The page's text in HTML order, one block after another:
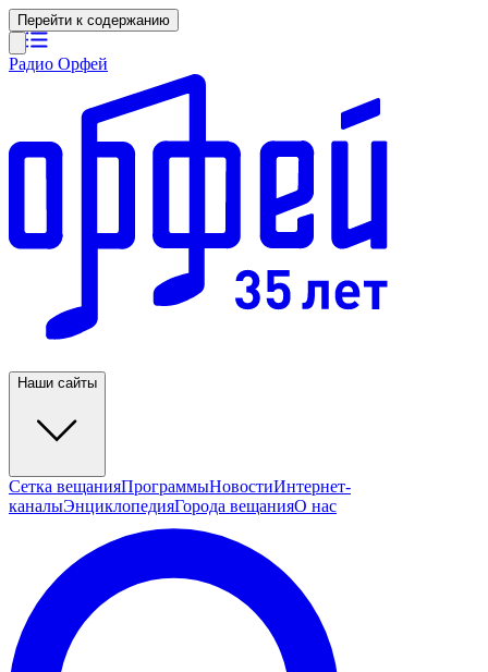
Перейти к содержанию
Радио Орфей
Наши сайты
Сетка вещанияПрограммыНовостиИнтернет-
каналыЭнциклопедияГорода вещанияО нас